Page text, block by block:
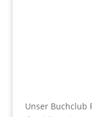
Unser Buchclub